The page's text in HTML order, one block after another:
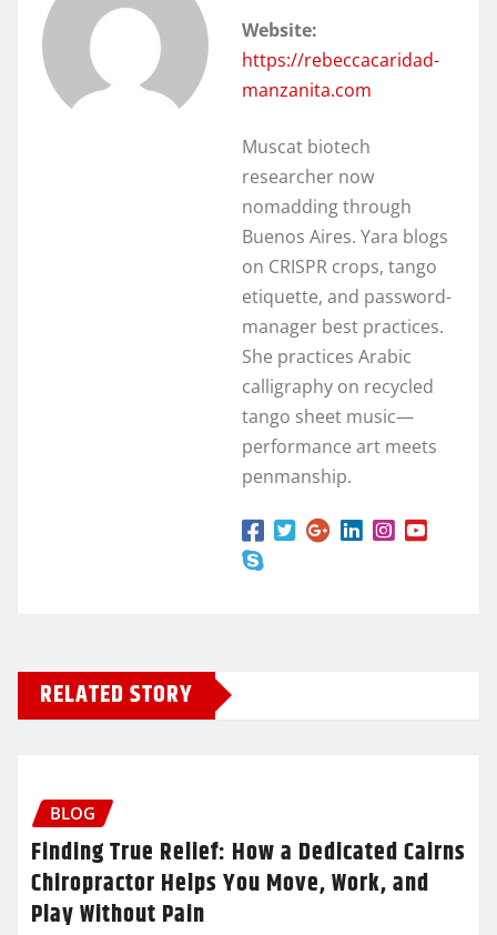
Website:
https://rebeccacaridad-
manzanita.com
Muscat biotech
researcher now
nomadding through
Buenos Aires. Yara blogs
on CRISPR crops, tango
etiquette, and password-
manager best practices.
She practices Arabic
calligraphy on recycled
tango sheet music—
performance art meets
penmanship.
RELATED STORY
BLOG
Finding True Relief: How a Dedicated Cairns
Chiropractor Helps You Move, Work, and
Play Without Pain